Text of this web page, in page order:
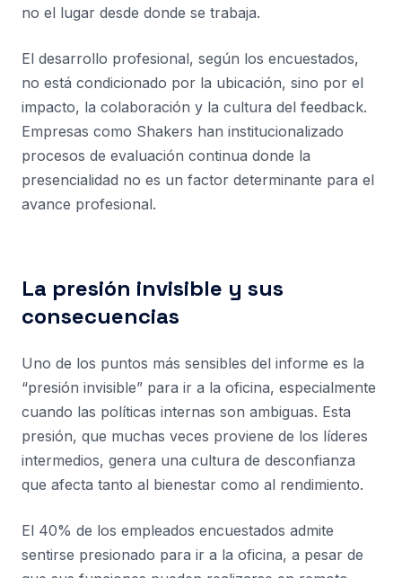
no el lugar desde donde se trabaja.
El desarrollo profesional, según los encuestados,
no está condicionado por la ubicación, sino por el
impacto, la colaboración y la cultura del feedback.
Empresas como Shakers han institucionalizado
procesos de evaluación continua donde la
presencialidad no es un factor determinante para el
avance profesional.
La presión invisible y sus
consecuencias
Uno de los puntos más sensibles del informe es la
“presión invisible” para ir a la oficina, especialmente
cuando las políticas internas son ambiguas. Esta
presión, que muchas veces proviene de los líderes
intermedios, genera una cultura de desconfianza
que afecta tanto al bienestar como al rendimiento.
El 40% de los empleados encuestados admite
sentirse presionado para ir a la oficina, a pesar de